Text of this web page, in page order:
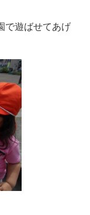
で遊ばせてあげ